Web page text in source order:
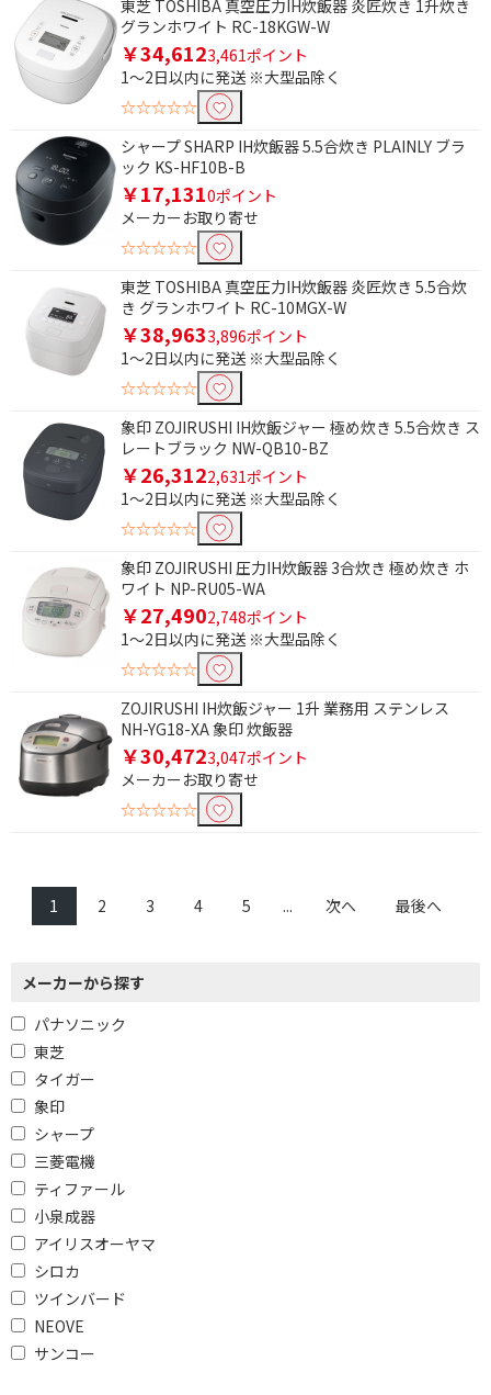
東芝 TOSHIBA 真空圧力IH炊飯器 炎匠炊き 1升炊き
グランホワイト RC-18KGW-W
￥34,6123,461ポイント
1～2日以内に発送 ※大型品除く
☆☆☆☆☆
シャープ SHARP IH炊飯器 5.5合炊き PLAINLY ブラ
ック KS-HF10B-B
￥17,1310ポイント
メーカーお取り寄せ
☆☆☆☆☆
東芝 TOSHIBA 真空圧力IH炊飯器 炎匠炊き 5.5合炊
き グランホワイト RC-10MGX-W
￥38,9633,896ポイント
1～2日以内に発送 ※大型品除く
☆☆☆☆☆
象印 ZOJIRUSHI IH炊飯ジャー 極め炊き 5.5合炊き ス
レートブラック NW-QB10-BZ
￥26,3122,631ポイント
1～2日以内に発送 ※大型品除く
☆☆☆☆☆
象印 ZOJIRUSHI 圧力IH炊飯器 3合炊き 極め炊き ホ
ワイト NP-RU05-WA
￥27,4902,748ポイント
1～2日以内に発送 ※大型品除く
☆☆☆☆☆
ZOJIRUSHI IH炊飯ジャー 1升 業務用 ステンレス
NH-YG18-XA 象印 炊飯器
￥30,4723,047ポイント
メーカーお取り寄せ
☆☆☆☆☆
1 2 3 4 5 ... 次へ 最後へ
メーカーから探す
パナソニック
東芝
タイガー
象印
シャープ
三菱電機
ティファール
小泉成器
アイリスオーヤマ
シロカ
ツインバード
NEOVE
サンコー